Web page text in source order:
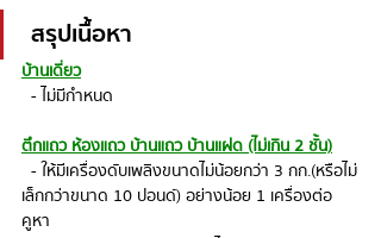
สรุปเนื้อหา
บ้านเดี่ยว
  - ไม่มีกำหนด
ตึกแถว ห้องแถว บ้านแถว บ้านแฝด (ไม่เกิน 2 ชั้น)
เล็กกว่าขนาด 10 ปอนด์) อย่างน้อย 1 เครื่องต่อ
คูหา